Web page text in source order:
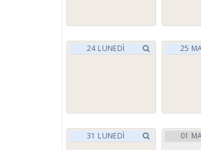
24 LUNEDÌ 25
31 LUNEDÌ 01